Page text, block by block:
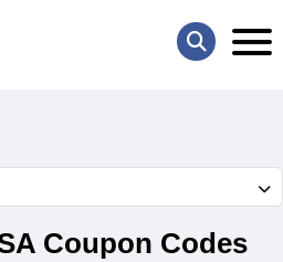
Coupon Codes